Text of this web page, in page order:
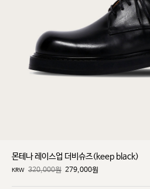
몬테나 레이스업 더비슈즈(keep black)
KRW 320,000원 279,000원